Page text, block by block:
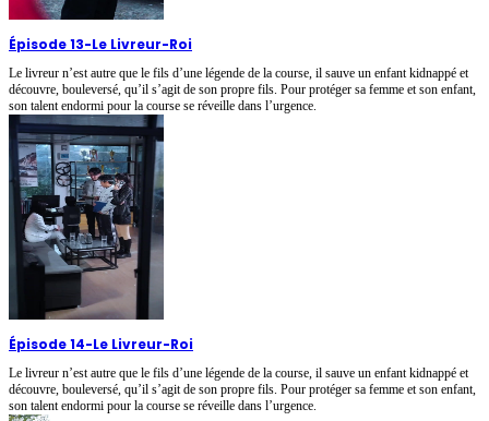
Épisode 13-Le Livreur-Roi
Le livreur n’est autre que le fils d’une légende de la course, il sauve un enfant kidnappé et
découvre, bouleversé, qu’il s’agit de son propre fils. Pour protéger sa femme et son enfant,
son talent endormi pour la course se réveille dans l’urgence.
Épisode 14-Le Livreur-Roi
Le livreur n’est autre que le fils d’une légende de la course, il sauve un enfant kidnappé et
découvre, bouleversé, qu’il s’agit de son propre fils. Pour protéger sa femme et son enfant,
son talent endormi pour la course se réveille dans l’urgence.